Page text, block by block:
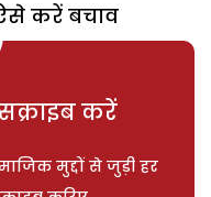
करें बचाव
करें
मुद्दों से जुड़ी हर